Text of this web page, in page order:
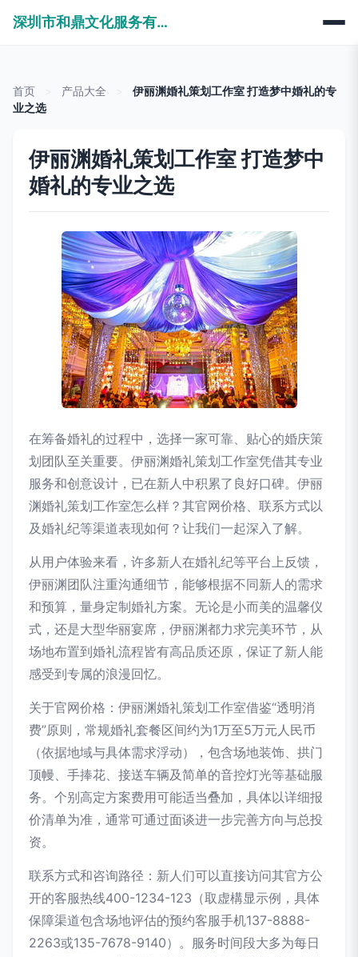
深圳市和鼎文化服务有限公司
首页 产品大全
伊丽渊婚礼策划工作室 打造梦中婚礼的专
业之选
伊丽渊婚礼策划工作室 打造梦中
婚礼的专业之选
在筹备婚礼的过程中，选择一家可靠、贴心的婚庆策
划团队至关重要。伊丽渊婚礼策划工作室凭借其专业
服务和创意设计，已在新人中积累了良好口碑。伊丽
渊婚礼策划工作室怎么样？其官网价格、联系方式以
及婚礼纪等渠道表现如何？让我们一起深入了解。
从用户体验来看，许多新人在婚礼纪等平台上反馈，
伊丽渊团队注重沟通细节，能够根据不同新人的需求
和预算，量身定制婚礼方案。无论是小而美的温馨仪
式，还是大型华丽宴席，伊丽渊都力求完美环节，从
场地布置到婚礼流程皆有高品质还原，保证了新人能
感受到专属的浪漫回忆。
关于官网价格：伊丽渊婚礼策划工作室借鉴“透明消
费”原则，常规婚礼套餐区间约为1万至5万元人民币
（依据地域与具体需求浮动），包含场地装饰、拱门
顶幔、手捧花、接送车辆及简单的音控灯光等基础服
务。个别高定方案费用可能适当叠加，具体以详细报
价清单为准，通常可通过面谈进一步完善方向与总投
资。
联系方式和咨询路径：新人们可以直接访问其官方公
开的客服热线400-1234-123（取虚構显示例，具体
保障渠道包含场地评估的预约客服手机137-8888-
2263或135-7678-9140）。服务时间段大多为每日